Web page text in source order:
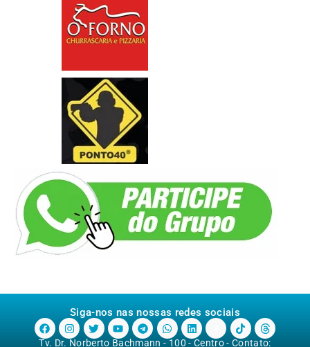
Siga-nos nas nossas redes sociais
Tv. Dr. Norberto Bachmann - 100 - Centro - Contato: